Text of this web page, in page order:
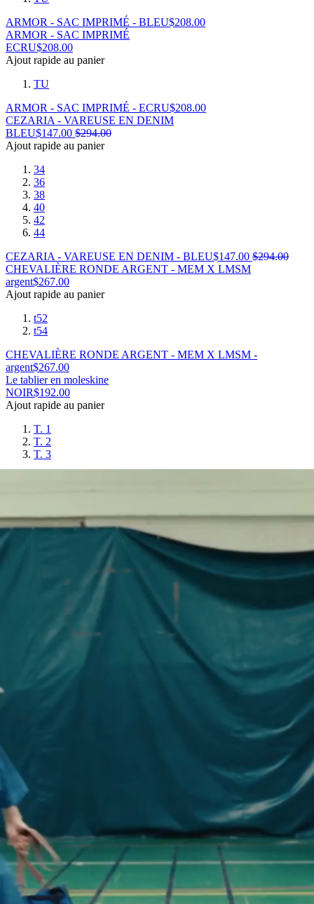
ARMOR - SAC IMPRIMÉ - BLEU$208.00
ARMOR - SAC IMPRIMÉ
ECRU$208.00
Ajout rapide au panier
TU
ARMOR - SAC IMPRIMÉ - ECRU$208.00
CEZARIA - VAREUSE EN DENIM
BLEU$147.00 $294.00
Ajout rapide au panier
34
36
38
40
42
44
CEZARIA - VAREUSE EN DENIM - BLEU$147.00 $294.00
CHEVALIÈRE RONDE ARGENT - MEM X LMSM
argent$267.00
Ajout rapide au panier
t52
t54
CHEVALIÈRE RONDE ARGENT - MEM X LMSM -
argent$267.00
Le tablier en moleskine
NOIR$192.00
Ajout rapide au panier
T. 1
T. 2
T. 3
Ajout rapide au panier
Le tablier en moleskine - BLEU
VERT FORET
Ajout rapide au panier
T. 1
T. 3
Le tablier en moleskine - KAKI
Le tablier en moleskine
KRAFT$192.00
Ajout rapide au panier
T. 1
T. 2
T. 3